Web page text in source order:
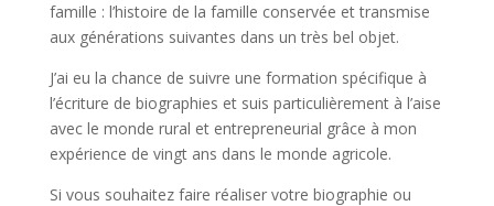
famille : l’histoire de la famille conservée et transmise
aux générations suivantes dans un très bel objet.
J’ai eu la chance de suivre une formation spécifique à
l’écriture de biographies et suis particulièrement à l’aise
avec le monde rural et entrepreneurial grâce à mon
expérience de vingt ans dans le monde agricole.
Si vous souhaitez faire réaliser votre biographie ou